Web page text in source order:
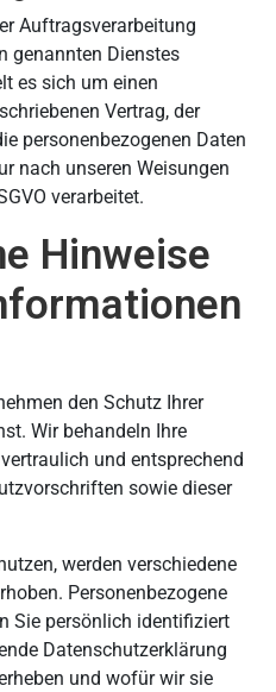
Auftragsverarbeitung
genannten Dienstes
es sich um einen
Vertrag, der
personenbezogenen Daten
nach unseren Weisungen
verarbeitet.
Hinweise
den Schutz Ihrer
Wir behandeln Ihre
und entsprechend
sowie dieser
werden verschiedene
Personenbezogene
Sie persönlich identifiziert
Datenschutzerklärung
und wofür wir sie